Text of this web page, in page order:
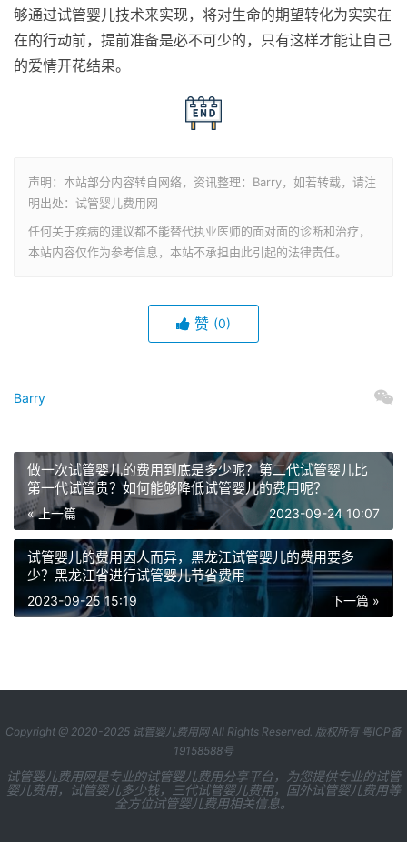
够通过试管婴儿技术来实现，将对生命的期望转化为实实在
在的行动前，提前准备是必不可少的，只有这样才能让自己
的爱情开花结果。
声明：本站部分内容转自网络，资讯整理：Barry，如若转载，请注
明出处：试管婴儿费用网
任何关于疾病的建议都不能替代执业医师的面对面的诊断和治疗，
本站内容仅作为参考信息，本站不承担由此引起的法律责任。
赞 (0)
Barry
做一次试管婴儿的费用到底是多少呢？第二代试管婴儿比
第一代试管贵？如何能够降低试管婴儿的费用呢？
« 上一篇 2023-09-24 10:07
试管婴儿的费用因人而异，黑龙江试管婴儿的费用要多
少？黑龙江省进行试管婴儿节省费用
下一篇 »
2023-09-25 15:19
Copyright @ 2020-2025 试管婴儿费用网All Rights Reserved. 版权所有 粤ICP备
19158588号
试管婴儿费用网是专业的试管婴儿费用分享平台，为您提供专业的试管
婴儿费用，试管婴儿多少钱，三代试管婴儿费用，国外试管婴儿费用等
全方位试管婴儿费用相关信息。